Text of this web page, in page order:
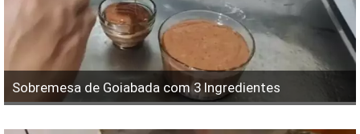
Sobremesa de Goiabada com 3 Ingredientes